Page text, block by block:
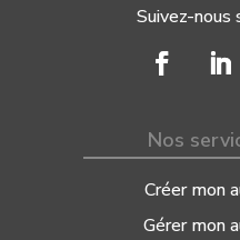
Suivez-nous
Nos
Créer mon
Gérer mon